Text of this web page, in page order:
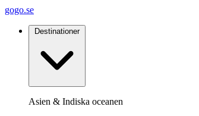
gogo.se
Destinationer
Asien & Indiska oceanen